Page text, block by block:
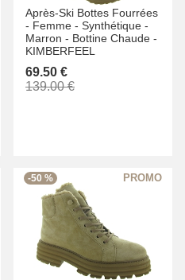
Après-Ski Bottes Fourrées
- Femme - Synthétique -
Marron - Bottine Chaude -
KIMBERFEEL
69.50 €
139.00 €
-50 %